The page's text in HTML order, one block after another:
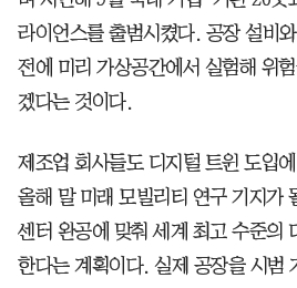
라이언스를 출범시켰다. 공장 설비
전에 미리 가상공간에서 실험해 위
겠다는 것이다.
제조업 회사들도 디지털 트윈 도입
올해 말 미래 모빌리티 연구 기지가
센터 완공에 맞춰 세계 최고 수준의
한다는 계획이다. 실제 공장을 시범